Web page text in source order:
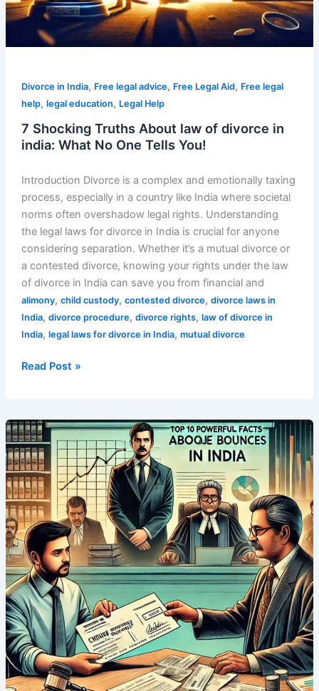
Divorce in India, Free legal advice, Free Legal Aid, Free legal
help, legal education, Legal Help
7 Shocking Truths About law of divorce in
india: What No One Tells You!
Introduction Divorce is a complex and emotionally taxing
process, especially in a country like India where societal
norms often overshadow legal rights. Understanding
the legal laws for divorce in India is crucial for anyone
considering separation. Whether it’s a mutual divorce or
a contested divorce, knowing your rights under the law
of divorce in India can save you from financial and
alimony, child custody, contested divorce, divorce laws in
India, divorce procedure, divorce rights, law of divorce in
India, legal laws for divorce in India, mutual divorce
Read Post »
Top
10
Powerful
Facts
About
Cheque
Bounces
in
India